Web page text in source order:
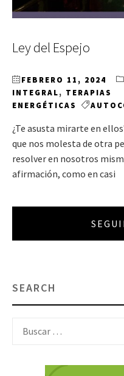
Ley del Espejo
FEBRERO 11, 2024
INTEGRAL, TERAPIAS
ENERGÉTICAS
¿Te asusta mirarte en
que nos molesta de otra
resolver en nosotros
afirmación, como en casi
SEARCH